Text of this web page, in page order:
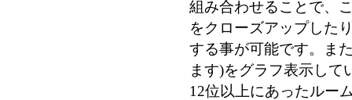
組み合わせることで、
をクローズアップした
する事が可能です。ま
ます)をグラフ表示して
12位以上にあったルー